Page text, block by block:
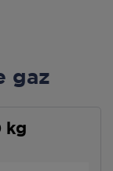
gaz
kg